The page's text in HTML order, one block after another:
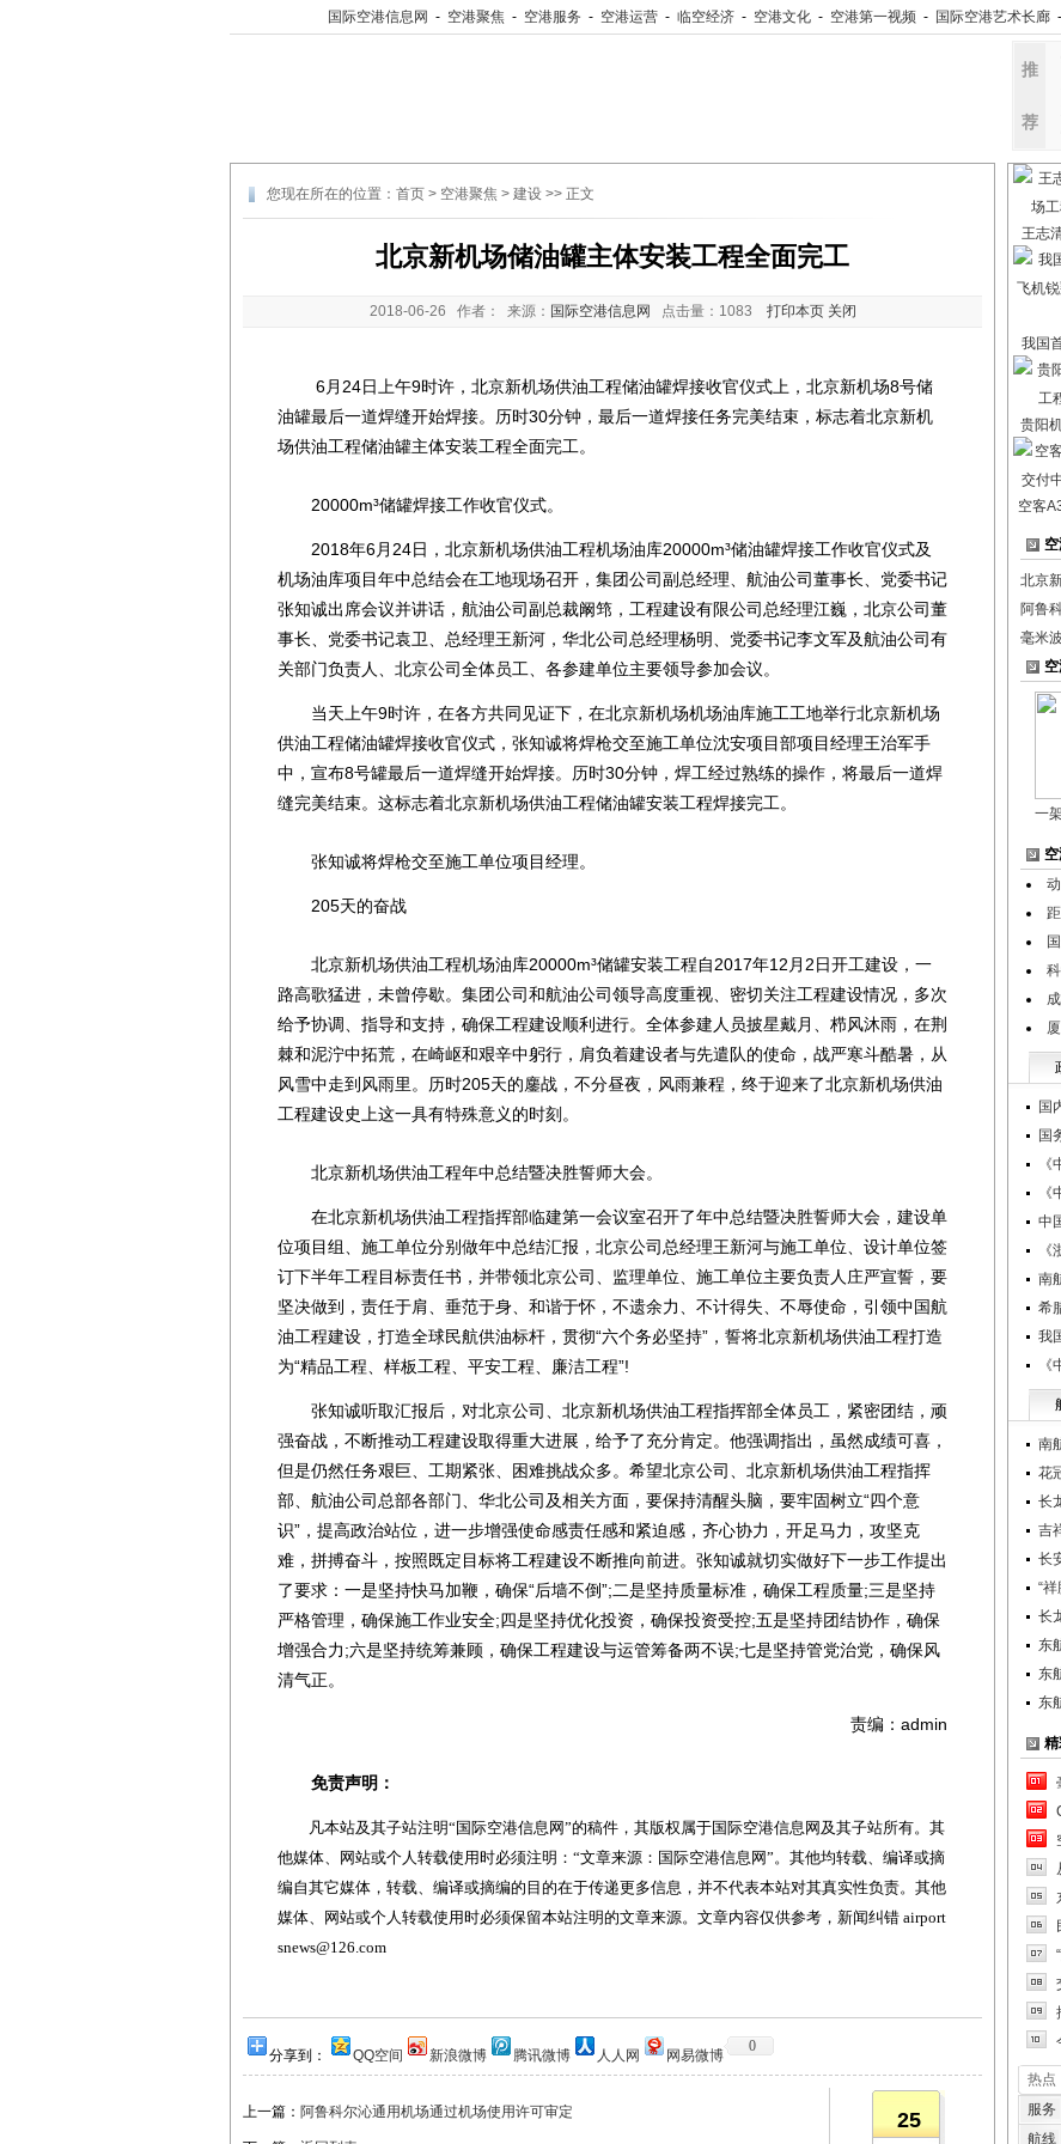
国际空港信息网 - 空港聚焦 - 空港服务 - 空港运营 - 临空经济 - 空港文化 - 空港第一视频 - 国际空港艺术长廊 -
推
荐
您现在所在的位置： 首页 > 空港聚焦 > 建设 >> 正文
北京新机场储油罐主体安装工程全面完工
2018-06-26 作者： 来源： 国际空港信息网 点击量： 1083 打印本页 关闭
6月24日上午9时许，北京新机场供油工程储油罐焊接收官仪式上，北京新机场8号储
油罐最后一道焊缝开始焊接。历时30分钟，最后一道焊接任务完美结束，标志着北京新机
场供油工程储油罐主体安装工程全面完工。
20000m³储罐焊接工作收官仪式。
2018年6月24日，北京新机场供油工程机场油库20000m³储油罐焊接工作收官仪式及
机场油库项目年中总结会在工地现场召开，集团公司副总经理、航油公司董事长、党委书记
张知诚出席会议并讲话，航油公司副总裁阚筇，工程建设有限公司总经理江巍，北京公司董
事长、党委书记袁卫、总经理王新河，华北公司总经理杨明、党委书记李文军及航油公司有
关部门负责人、北京公司全体员工、各参建单位主要领导参加会议。
当天上午9时许，在各方共同见证下，在北京新机场机场油库施工工地举行北京新机场
供油工程储油罐焊接收官仪式，张知诚将焊枪交至施工单位沈安项目部项目经理王治军手
中，宣布8号罐最后一道焊缝开始焊接。历时30分钟，焊工经过熟练的操作，将最后一道焊
缝完美结束。这标志着北京新机场供油工程储油罐安装工程焊接完工。
张知诚将焊枪交至施工单位项目经理。
205天的奋战
北京新机场供油工程机场油库20000m³储罐安装工程自2017年12月2日开工建设，一
路高歌猛进，未曾停歇。集团公司和航油公司领导高度重视、密切关注工程建设情况，多次
给予协调、指导和支持，确保工程建设顺利进行。全体参建人员披星戴月、栉风沐雨，在荆
棘和泥泞中拓荒，在崎岖和艰辛中躬行，肩负着建设者与先遣队的使命，战严寒斗酷暑，从
风雪中走到风雨里。历时205天的鏖战，不分昼夜，风雨兼程，终于迎来了北京新机场供油
工程建设史上这一具有特殊意义的时刻。
北京新机场供油工程年中总结暨决胜誓师大会。
在北京新机场供油工程指挥部临建第一会议室召开了年中总结暨决胜誓师大会，建设单
位项目组、施工单位分别做年中总结汇报，北京公司总经理王新河与施工单位、设计单位签
订下半年工程目标责任书，并带领北京公司、监理单位、施工单位主要负责人庄严宣誓，要
坚决做到，责任于肩、垂范于身、和谐于怀，不遗余力、不计得失、不辱使命，引领中国航
油工程建设，打造全球民航供油标杆，贯彻“六个务必坚持”，誓将北京新机场供油工程打造
为“精品工程、样板工程、平安工程、廉洁工程”!
张知诚听取汇报后，对北京公司、北京新机场供油工程指挥部全体员工，紧密团结，顽
强奋战，不断推动工程建设取得重大进展，给予了充分肯定。他强调指出，虽然成绩可喜，
但是仍然任务艰巨、工期紧张、困难挑战众多。希望北京公司、北京新机场供油工程指挥
部、航油公司总部各部门、华北公司及相关方面，要保持清醒头脑，要牢固树立“四个意
识”，提高政治站位，进一步增强使命感责任感和紧迫感，齐心协力，开足马力，攻坚克
难，拼搏奋斗，按照既定目标将工程建设不断推向前进。张知诚就切实做好下一步工作提出
了要求：一是坚持快马加鞭，确保“后墙不倒”;二是坚持质量标准，确保工程质量;三是坚持
严格管理，确保施工作业安全;四是坚持优化投资，确保投资受控;五是坚持团结协作，确保
增强合力;六是坚持统筹兼顾，确保工程建设与运管筹备两不误;七是坚持管党治党，确保风
清气正。
责编：admin
免责声明：
凡本站及其子站注明“国际空港信息网”的稿件，其版权属于国际空港信息网及其子站所有。其
他媒体、网站或个人转载使用时必须注明：“文章来源：国际空港信息网”。其他均转载、编译或摘
编自其它媒体，转载、编译或摘编的目的在于传递更多信息，并不代表本站对其真实性负责。其他
媒体、网站或个人转载使用时必须保留本站注明的文章来源。文章内容仅供参考，新闻纠错 airport
snews@126.com
分享到： QQ空间 新浪微博 腾讯微博 人人网 网易微博
0
上一篇： 阿鲁科尔沁通用机场通过机场使用许可审定 25
王志
我国
贵阳
空客
北京
阿鲁
毫米
一
国
国
中
南
希
我
南
花
长
吉
长
“
长
东
东
东
热点
服务
航线